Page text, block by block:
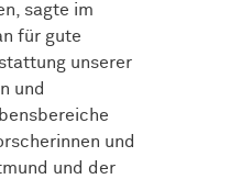
sagte im
für gute
unserer
und
und
und der